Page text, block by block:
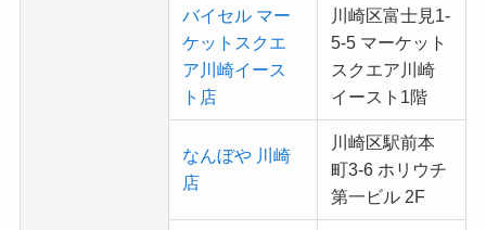
バイセル マー
ケットスクエ
ア川崎イース
ト店
川崎区富士見1-
5-5 マーケット
スクエア川崎
イースト1階
なんぼや 川崎
店
川崎区駅前本
町3-6 ホリウチ
第一ビル 2F